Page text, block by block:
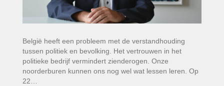
België heeft een probleem met de verstandhouding
tussen politiek en bevolking. Het vertrouwen in het
politieke bedrijf vermindert zienderogen. Onze
noorderburen kunnen ons nog wel wat lessen leren. Op
22…